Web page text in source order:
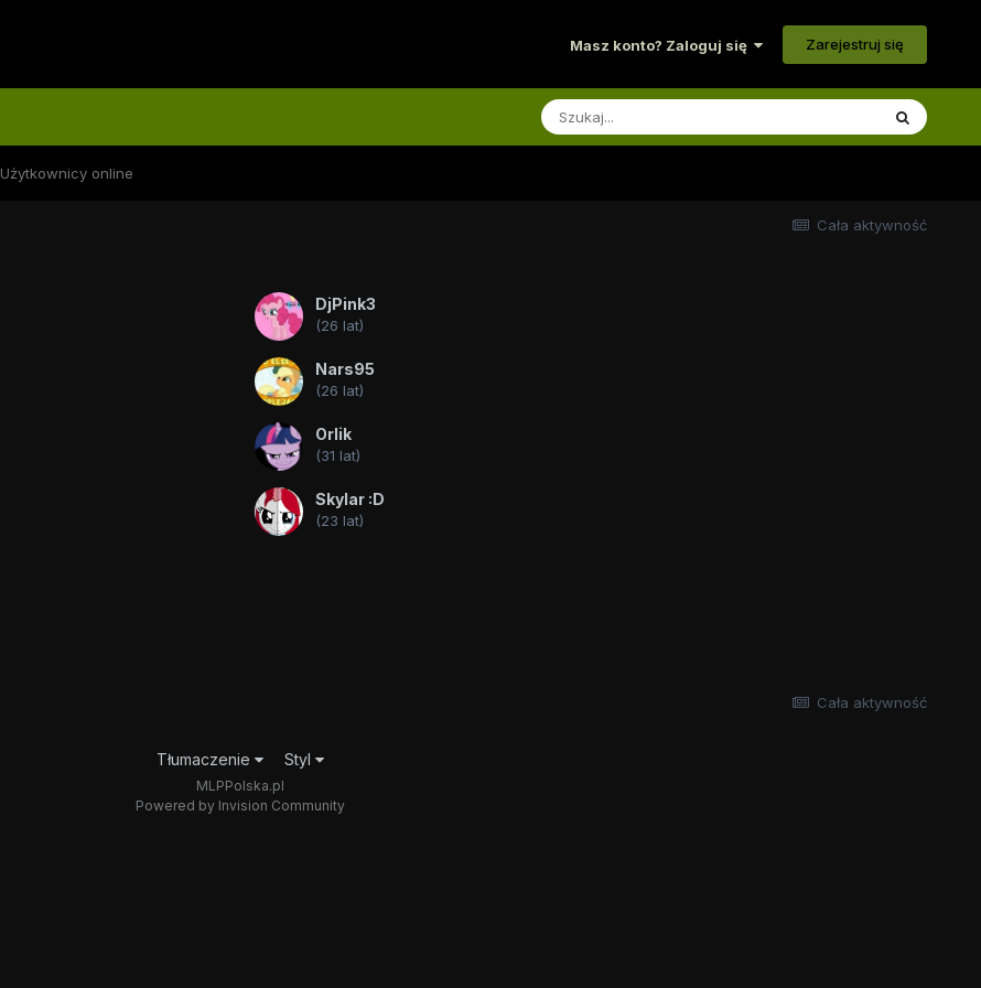
Masz konto? Zaloguj się Zarejestruj się
Użytkownicy online
Cała aktywność
DjPink3
(26 lat)
Nars95
(26 lat)
Orlik
(31 lat)
Skylar :D
(23 lat)
Cała aktywność
Tłumaczenie Styl
MLPPolska.pl
Powered by Invision Community